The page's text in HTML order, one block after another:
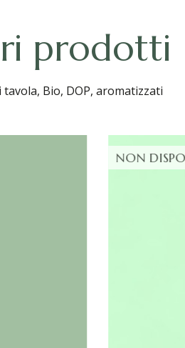
prodotti
tavola, Bio, DOP, aromatizzati